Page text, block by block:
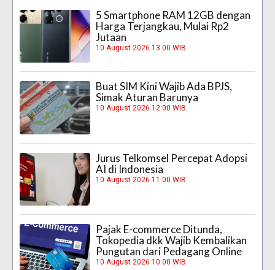
5 Smartphone RAM 12GB dengan
Harga Terjangkau, Mulai Rp2
Jutaan
10 August 2026 13:00 WIB
Buat SIM Kini Wajib Ada BPJS,
Simak Aturan Barunya
10 August 2026 12:00 WIB
Jurus Telkomsel Percepat Adopsi
AI di Indonesia
10 August 2026 11:00 WIB
Pajak E-commerce Ditunda,
Tokopedia dkk Wajib Kembalikan
Pungutan dari Pedagang Online
10 August 2026 10:00 WIB